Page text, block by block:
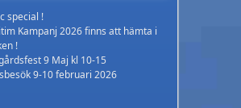
special !
Kampanj 2026 finns att hämta i
!
9 Maj kl 10-15
9-10 februari 2026